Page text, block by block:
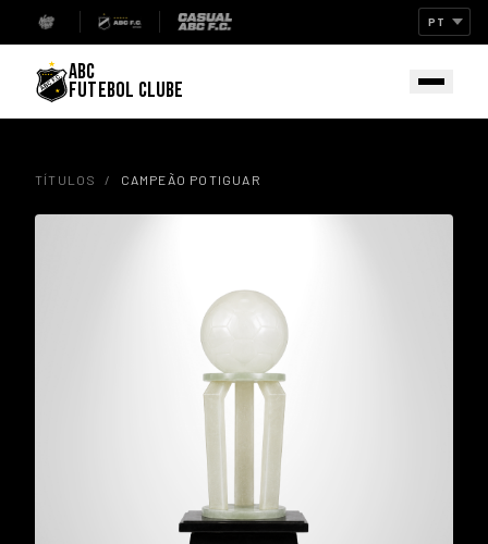
ABC
FUTEBOL CLUBE
TÍTULOS / CAMPEÃO POTIGUAR